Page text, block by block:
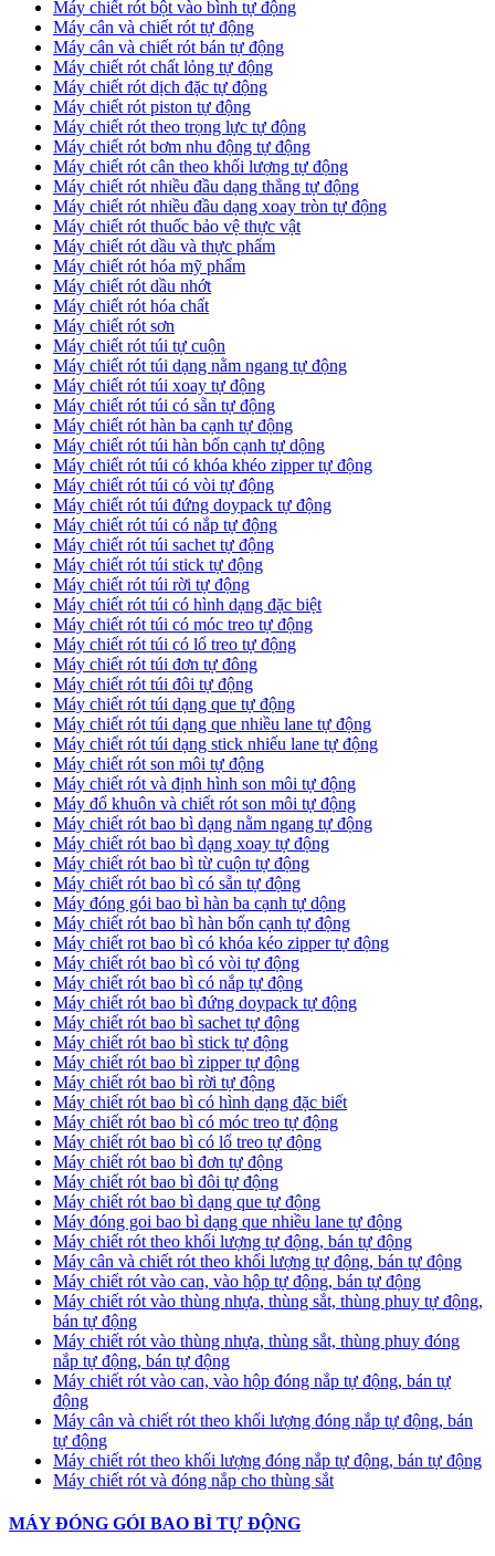
Máy chiết rót bột vào bình tự động
Máy cân và chiết rót tự động
Máy cân và chiết rót bán tự động
​Máy chiết rót chất lỏng tự động
​Máy chiết rót dịch đặc tự động
Máy chiết rót piston tự động
Máy chiết rót theo trọng lực tự động
​Máy chiết rót bơm nhu động tự động
Máy chiết rót cân theo khối lượng tự động
​Máy chiết rót nhiều đầu dạng thẳng tự động
​Máy chiết rót nhiều đầu dạng xoay tròn tự động
Máy chiết rót thuốc bảo vệ thực vật
Máy chiết rót dầu và thực phẩm
Máy chiết rót hóa mỹ phẩm
Máy chiết rót dầu nhớt
Máy chiết rót hóa chất
Máy chiết rót sơn
Máy chiết rót túi tự cuộn
Máy chiết rót túi dạng nằm ngang tự động
Máy chiết rót túi xoay tự động
Máy chiết rót túi có sẵn tự động
Máy chiết rót hàn ba cạnh tự động
Máy chiết rót túi hàn bốn cạnh tự dộng
Máy chiết rót túi có khóa khéo zipper tự động
Máy chiết rót túi có vòi tự động
Máy chiết rót túi đứng doypack tự động
Máy chiết rót túi có nắp tự động
Máy chiết rót túi sachet tự động
Máy chiết rót túi stick tự động
Máy chiết rót túi rời tự động
Máy chiết rót túi có hình dạng đặc biệt
Máy chiết rót túi có móc treo tự động
Máy chiết rót túi có lổ treo tự động
Máy chiết rót túi đơn tự đông
Máy chiết rót túi đôi tự động
Máy chiết rót túi dạng que tự động
Máy chiết rót túi dạng que nhiều lane tự động
Máy chiết rót túi dạng stick nhiếu lane tự động
Máy chiết rót son môi tự động
Máy chiết rót và định hình son môi tự động
Máy đổ khuôn và chiết rót son môi tự động
Máy chiết rót bao bì dạng nằm ngang tự động
Máy chiết rót bao bì dạng xoay tự động
Máy chiết rót bao bì từ cuộn tự động
Máy chiết rót bao bì có sẵn tự động
Máy đóng gói bao bì hàn ba cạnh tự dộng
Máy chiết rót bao bì hàn bốn cạnh tự động
Máy chiết rot bao bì có khóa kéo zipper tự động
Máy chiết rót bao bì có vòi tự động
Máy chiết rót bao bì có nắp tự động
Máy chiết rót bao bì đứng doypack tự động
Máy chiết rót bao bì sachet tự động
Máy chiết rót bao bì stick tự động
Máy chiết rót bao bì zipper tự động
Máy chiết rót bao bì rời tự động
Máy chiết rót bao bì có hình dạng đặc biết
Máy chiết rót bao bì có móc treo tự động
Máy chiết rót bao bì có lổ treo tự động
Máy chiết rót bao bì đơn tự động
Máy chiết rót bao bì đôi tự động
Máy chiết rót bao bì dạng que tự động
Máy đóng goi bao bì dạng que nhiều lane tự động
Máy chiết rót theo khối lượng tự động, bán tự động
Máy cân và chiết rót theo khối lượng tự động, bán tự động
Máy chiết rót vào can, vào hộp tự động, bán tự động
Máy chiết rót vào thùng nhựa, thùng sắt, thùng phuy tự động,
bán tự động
Máy chiết rót vào thùng nhựa, thùng sắt, thùng phuy đóng
nắp tự động, bán tự động
Máy chiết rót vào can, vào hộp đóng nắp tự động, bán tự
động
Máy cân và chiết rót theo khối lượng đóng nắp tự động, bán
tự động
Máy chiết rót theo khối lượng đóng nắp tự động, bán tự động
Máy chiết rót và đóng nắp cho thùng sắt
MÁY ĐÓNG GÓI BAO BÌ TỰ ĐỘNG